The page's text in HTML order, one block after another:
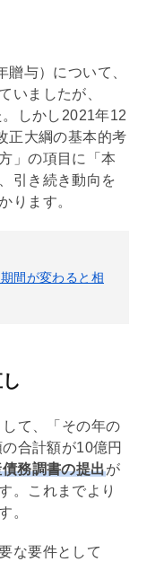
与）について、
いましたが、
しかし2021年12
正大綱の基本的考
」の項目に「本
引き続き動向を
ります。
間が変わると相
て、「その年の
合計額が10億円
債務調書の提出が
。これまでより
。
な要件として